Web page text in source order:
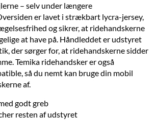
– selv under længere
er lavet i strækbart lycra-jersey,
og sikrer, at ridehandskerne
at have på. Håndleddet er udstyret
der sørger for, at ridehandskerne sidder
Temika ridehandsker er også
så du nemt kan bruge din mobil
af.
godt greb
resten af udstyret